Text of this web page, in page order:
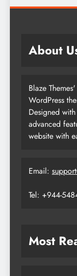
About
Blaze
WordPress
Designed
advanced
website with
Email:
Tel: +944-
Most